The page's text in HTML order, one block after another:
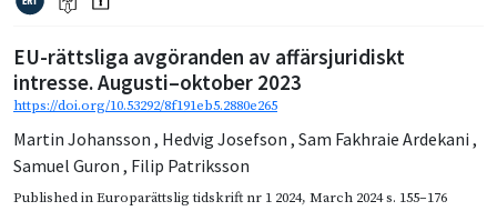
EU-rättsliga avgöranden av affärsjuridiskt
intresse. Augusti–oktober 2023
https://doi.org/10.53292/8f191eb5.2880e265
Martin Johansson , Hedvig Josefson , Sam Fakhraie Ardekani ,
Samuel Guron , Filip Patriksson
Published inEuroparättslig tidskrift nr 1 2024, March 2024s. 155–176